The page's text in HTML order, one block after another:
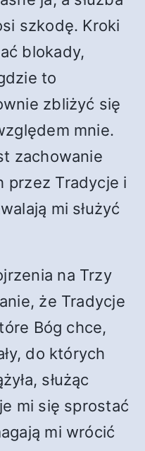
szkodę. Kroki
blokady,
to
zbliżyć się
mnie.
zachowanie
przez Tradycje i
mi służyć
na Trzy
że Tradycje
Bóg chce,
do których
służąc
mi się sprostać
mi wrócić